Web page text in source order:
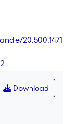
20.500.1471
Download